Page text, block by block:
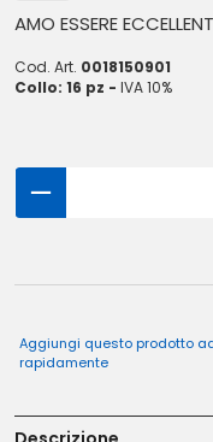
AMO ESSERE
Cod. Art. 0018150901
Collo: 16 pz - IVA 10%
Aggiungi questo prodotto
rapidamente